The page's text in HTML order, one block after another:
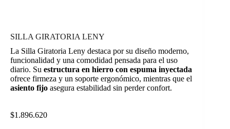
SILLA GIRATORIA LENY
La Silla Giratoria Leny destaca por su diseño moderno,
funcionalidad y una comodidad pensada para el uso
diario. Su estructura en hierro con espuma inyectada
ofrece firmeza y un soporte ergonómico, mientras que el
asiento fijo asegura estabilidad sin perder confort.
$1.896.620